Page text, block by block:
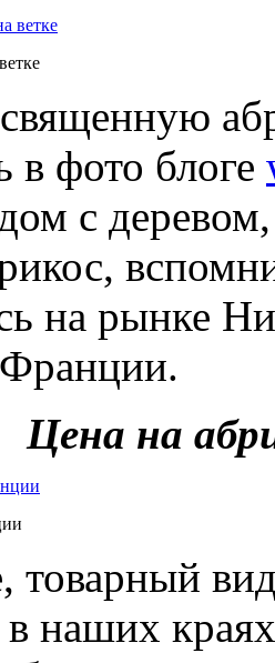
в фото блоге
с
на рынке
Цена на
товарный
наших